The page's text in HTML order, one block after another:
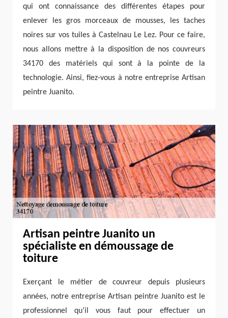
qui ont connaissance des différentes étapes pour
enlever les gros morceaux de mousses, les taches
noires sur vos tuiles à Castelnau Le Lez. Pour ce faire,
nous allons mettre à la disposition de nos couvreurs
34170 des matériels qui sont à la pointe de la
technologie. Ainsi, fiez-vous à notre entreprise Artisan
peintre Juanito.
Artisan peintre Juanito un
spécialiste en démoussage de
toiture
Exerçant le métier de couvreur depuis plusieurs
années, notre entreprise Artisan peintre Juanito est le
professionnel qu’il vous faut pour effectuer un